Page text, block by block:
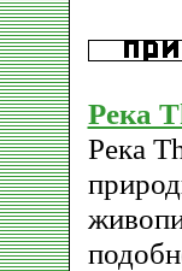
Река
Река